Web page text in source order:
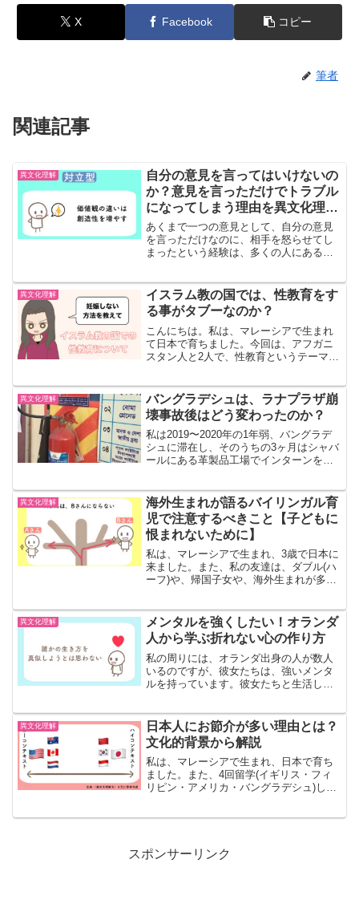
X Facebook コピー
筆者
関連記事
異文化理解
自分の意見を言ってはいけないの
か？意見を言っただけでトラブル
になってしまう理由を異文化理解
の観点から考える
あくまで一つの意見として、自分の意見
を言っただけなのに、相手を怒らせてし
まったという経験は、多くの人にあると
うか？エリン・メイヤーの『異文化理解
力』を参考に、考えていき...
異文化理解
イスラム教の国では、性教育をす
る事がタブーなのか？
こんにちは。私は、マレーシアで生まれ
て日本で育ちました。今回は、アフガニ
スタン人と2人で、性教育というテーマで
テーマで話したくなったのかのきっかけ
について書きます。きっか...
異文化理解
バングラデシュは、ラナプラザ崩
壊事故後はどう変わったのか？
私は2019〜2020年の1年弱、バングラデ
シュに滞在し、そのうちの3ヶ月はシャバ
ールにある革製品工場でインターンをし
ションへの対応ファストファッション
は、2000...
異文化理解
海外生まれが語るバイリンガル育
児で注意するべきこと【子どもに
恨まれないために】
私は、マレーシアで生まれ、3歳で日本に
来ました。また、私の友達は、ダブル(ハ
ーフ)や、帰国子女や、海外生まれが多い
者の悩みは、言語力の問題だけではない
ということです。言...
異文化理解
メンタルを強くしたい！オランダ
人から学ぶ折れない心の作り方
私の周りには、オランダ出身の人が数人
いるのですが、彼女たちは、強いメンタ
ルを持っています。彼女たちと生活して
け流す彼女たちは、ネガティブなフィー
ドバックを、軽く受け流す...
異文化理解
日本人にお節介が多い理由とは？
文化的背景から解説
私は、マレーシアで生まれ、日本で育ち
ました。また、4回留学(イギリス・フィ
リピン・アメリカ・バングラデシュ)した
スポンサーリンク